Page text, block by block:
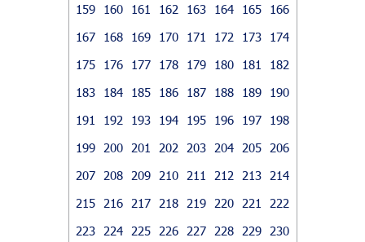
159
160 161 162 163 164 165
166
167
168 169 170 171 172 173
174
175
176 177 178 179 180 181
182
183
184 185 186 187 188 189
190
191
192 193 194 195 196 197
198
199
200 201 202 203 204 205
206
207
208 209 210 211 212 213
214
215
216 217 218 219 220 221
222
223
224 225 226 227 228 229
230